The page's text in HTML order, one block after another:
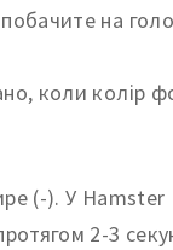
на
коли колір
(-). У Hamster
2-3